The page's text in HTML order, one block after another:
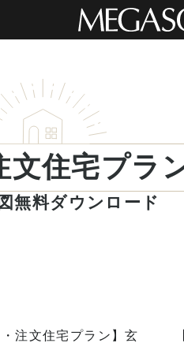
文住宅プラ
無料ダウンロード
・注文住宅プラン】玄